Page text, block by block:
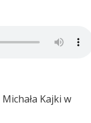
Kajki w